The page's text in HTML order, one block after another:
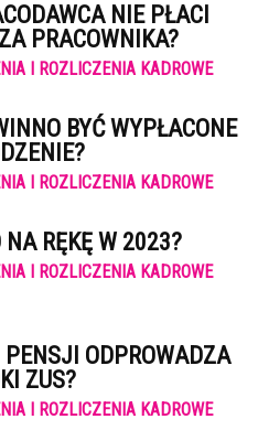
NIE PŁACI
PRACOWNIKA?
I ROZLICZENIA KADROWE
BYĆ WYPŁACONE
I ROZLICZENIA KADROWE
NA RĘKĘ W 2023?
I ROZLICZENIA KADROWE
PENSJI ODPROWADZA
ZUS?
I ROZLICZENIA KADROWE